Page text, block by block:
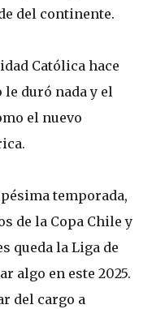
del continente.
Católica hace
le duró nada y el
el nuevo
temporada,
de la Copa Chile y
queda la Liga de
algo en este 2025.
del cargo a